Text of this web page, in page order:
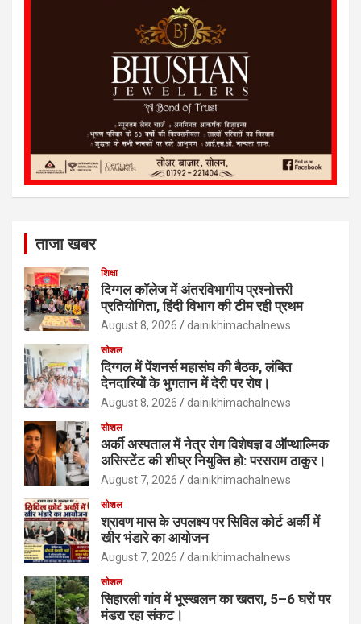
ताजा खबर
शिक्षा
दिग्गल कॉलेज में अंतरविभागीय प्रश्नोत्तरी
प्रतियोगिता, हिंदी विभाग की टीम रही प्रथम
August 8, 2026 dainikhimachalnews
सोशल
दिग्गल में पेंशनर्स महासंघ की बैठक, लंबित
देनदारियों के भुगतान में देरी पर रोष।
August 8, 2026 dainikhimachalnews
सोशल
अर्की अस्पताल में नेत्र रोग विशेषज्ञ व ऑप्थाल्मिक
असिस्टेंट की शीघ्र नियुक्ति हो: परसराम ठाकुर।
August 7, 2026 dainikhimachalnews
सोशल
श्रावण मास के उपलक्ष्य पर सिविल कोर्ट अर्की में
खीर भंडारे का आयोजन
August 7, 2026 dainikhimachalnews
सोशल
सिहारली गांव में भूस्खलन का खतरा, 5–6 घरों पर
मंडरा रहा संकट।